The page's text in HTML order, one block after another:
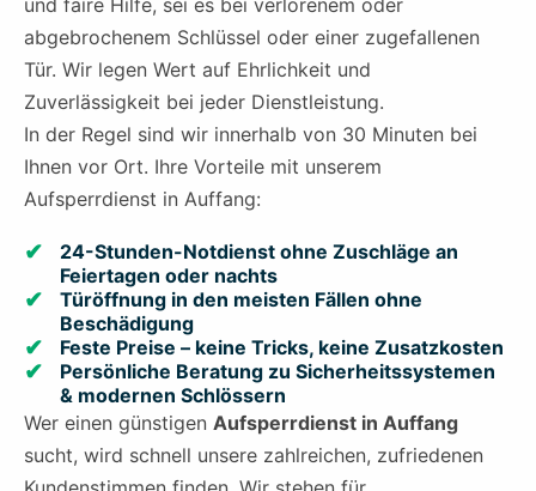
und faire Hilfe, sei es bei verlorenem oder
abgebrochenem Schlüssel oder einer zugefallenen
Tür. Wir legen Wert auf Ehrlichkeit und
Zuverlässigkeit bei jeder Dienstleistung.
In der Regel sind wir innerhalb von 30 Minuten bei
Ihnen vor Ort. Ihre Vorteile mit unserem
Aufsperrdienst in Auffang:
24-Stunden-Notdienst ohne Zuschläge an
Feiertagen oder nachts
Türöffnung in den meisten Fällen ohne
Beschädigung
Feste Preise – keine Tricks, keine Zusatzkosten
Persönliche Beratung zu Sicherheitssystemen
& modernen Schlössern
Wer einen günstigen Aufsperrdienst in Auffang
sucht, wird schnell unsere zahlreichen, zufriedenen